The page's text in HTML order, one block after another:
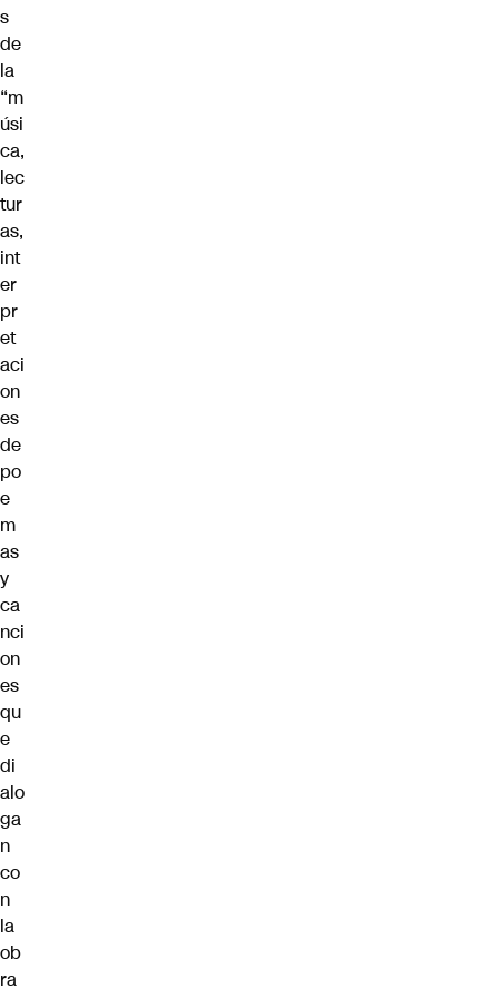
s
de
la
“m
úsi
ca,
lec
tur
as,
int
er
pr
et
aci
on
es
de
po
e
m
as
y
ca
nci
on
es
qu
e
di
alo
ga
n
co
n
la
ob
ra